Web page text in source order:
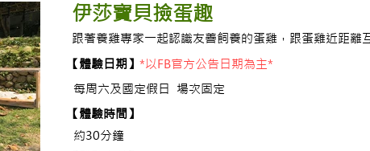
伊莎寶貝撿蛋趣
跟著養雞專家一起認識友善飼養的蛋雞，跟蛋雞近距離
​【體驗日期】 *以FB官方公告日期為主*
每周六及國定假日 場次固定
【體驗時間】
約30分鐘